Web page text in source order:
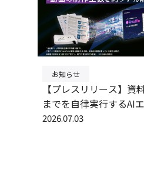
お知らせ
【プレスリリース】資
までを自律実行するAI
提供開始
2026.07.03